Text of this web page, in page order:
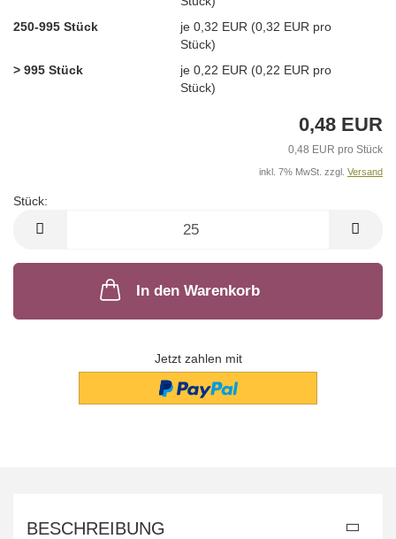
250-995 Stück
je 0,32 EUR (0,32 EUR pro
Stück)
> 995 Stück
je 0,22 EUR (0,22 EUR pro
Stück)
0,48 EUR
0,48 EUR pro Stück
inkl. 7% MwSt. zzgl. Versand
Stück:
In den Warenkorb
Jetzt zahlen mit
BESCHREIBUNG